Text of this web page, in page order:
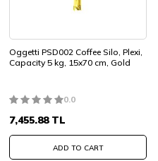
Oggetti PSD002 Coffee Silo, Plexi,
Capacity 5 kg, 15x70 cm, Gold
0.0
7,455.88TL
ADD TO CART